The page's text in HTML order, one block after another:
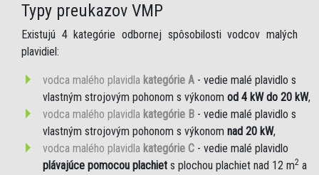
Typy preukazov VMP
Existujú 4 kategórie odbornej spôsobilosti vodcov malých
plavidiel:
vodca malého plavidla kategórie A - vedie malé plavidlo s
vlastným strojovým pohonom s výkonom od 4 kW do 20 kW,
vodca malého plavidla kategórie B - vedie malé plavidlo s
vlastným strojovým pohonom s výkonom nad 20 kW,
vodca malého plavidla kategórie C - vedie malé plavidlo
plávajúce pomocou plachiet s plochou plachiet nad 12 m2 a